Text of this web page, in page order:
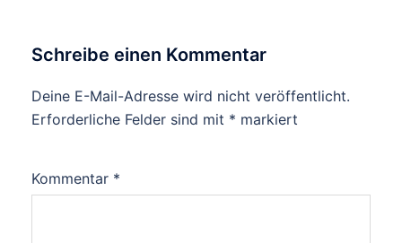
Schreibe einen Kommentar
Deine E-Mail-Adresse wird nicht veröffentlicht.
Erforderliche Felder sind mit * markiert
Kommentar *